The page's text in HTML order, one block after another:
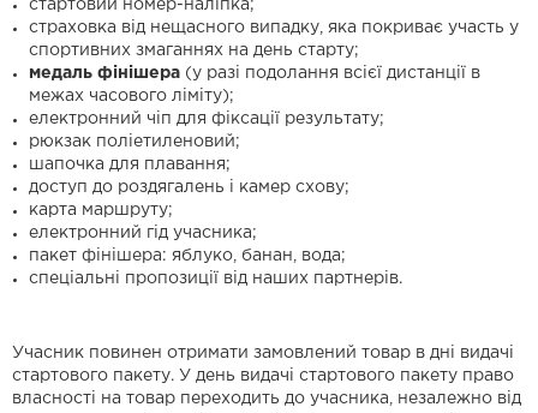
стартовий номер-наліпка;
страховка від нещасного випадку, яка покриває участь у
спортивних змаганнях на день старту;
медаль фінішера (у разі подолання всієї дистанції в
межах часового ліміту);
електронний чіп для фіксації результату;
рюкзак поліетиленовий;
шапочка для плавання;
доступ до роздягалень і камер схову;
карта маршруту;
електронний гід учасника;
пакет фінішера: яблуко, банан, вода;
спеціальні пропозиції від наших партнерів.
Учасник повинен отримати замовлений товар в дні видачі
стартового пакету. У день видачі стартового пакету право
власності на товар переходить до учасника, незалежно від